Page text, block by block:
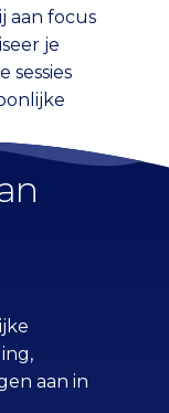
aan focus
je
sessies
aan in